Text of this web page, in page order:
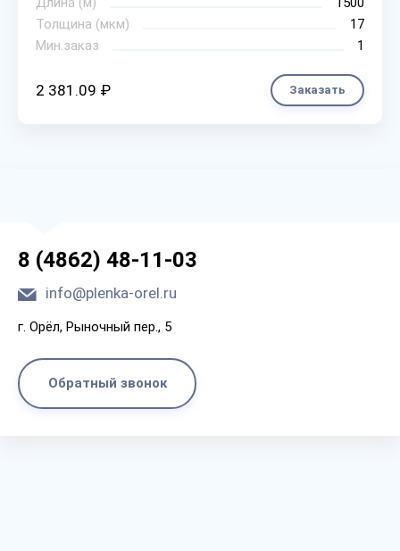
Толщина (мкм)
17
Мин.заказ
1
2 381.09 ₽ Заказать
8 (4862) 48-11-03
info@plenka-orel.ru
г. Орёл, Рыночный пер., 5
Обратный звонок